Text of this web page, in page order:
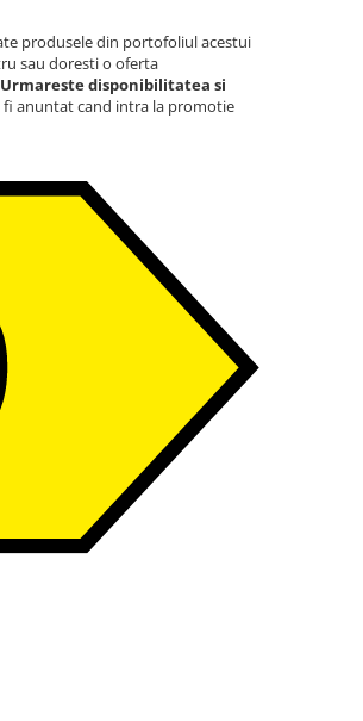
produsele din portofoliul acestui
sau doresti o oferta
Urmareste disponibilitatea si
fi anuntat cand intra la promotie